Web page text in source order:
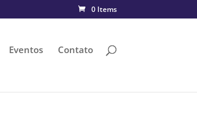
0 Items
Eventos Contato